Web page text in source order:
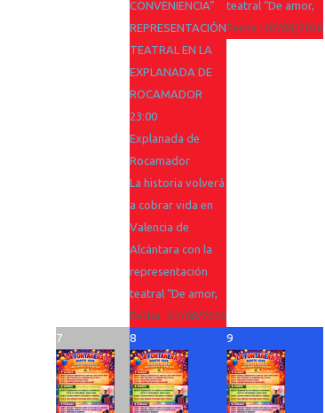
CONVENIENCIA”
REPRESENTACIÓN
TEATRAL EN LA
EXPLANADA DE
ROCAMADOR
23:00
Explanada de
Rocamador
La historia volverá
a cobrar vida en
Valencia de
Alcántara con la
representación
teatral “De amor,
Fecha : 01/08/2026
teatral “De amor,
Fecha : 02/08/2026
7 8 9